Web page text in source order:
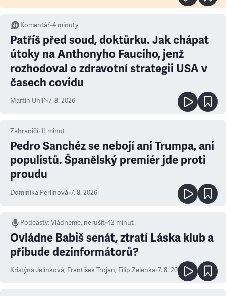
Komentář•4 minuty
Patříš před soud, doktůrku. Jak chápat
útoky na Anthonyho Fauciho, jenž
rozhodoval o zdravotní strategii USA v
časech covidu
Martin Uhlíř•7. 8. 2026
Zahraničí•11 minut
Pedro Sanchéz se nebojí ani Trumpa, ani
populistů. Španělský premiér jde proti
proudu
Dominika Perlínová•7. 8. 2026
Podcasty:Vládneme, nerušit•42 minut
Ovládne Babiš senát, ztratí Láska klub a
přibude dezinformátorů?
Kristýna Jelínková, František Trojan, Filip Zelenka•7. 8. 2026